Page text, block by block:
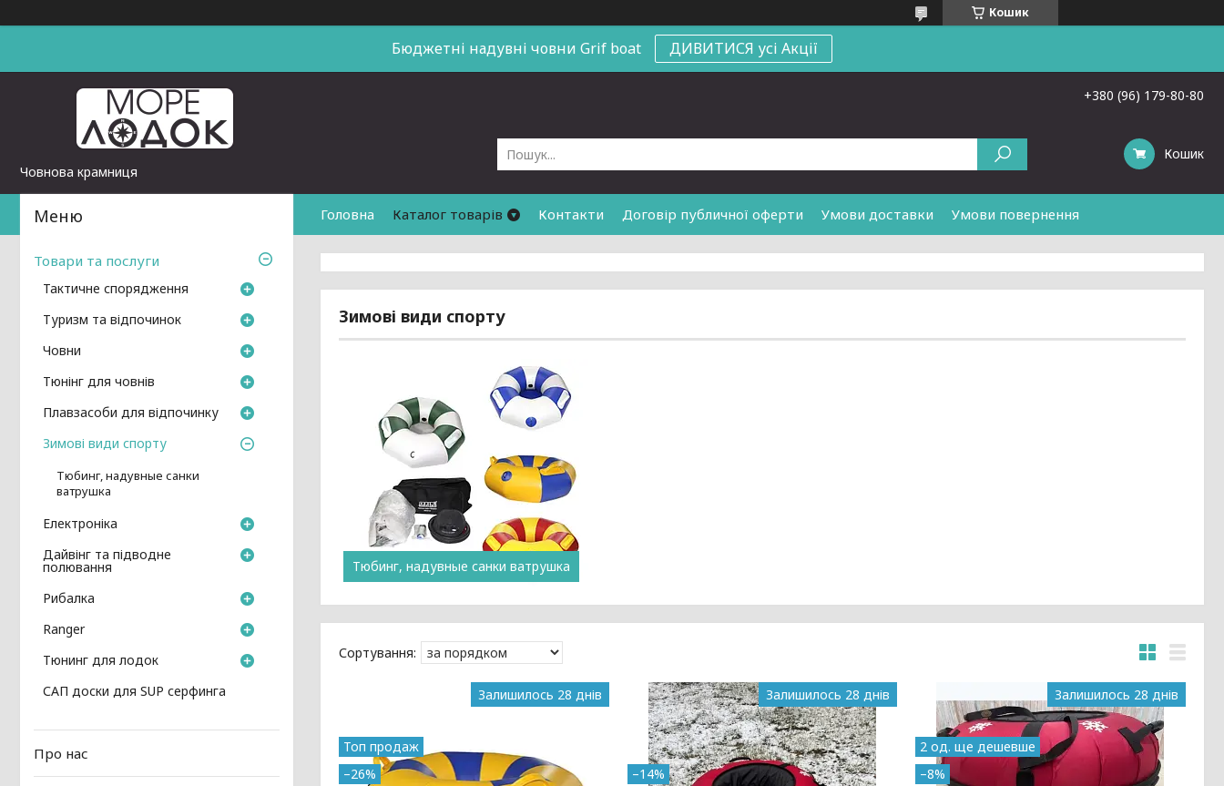
Кошик
Бюджетні надувні човни Grif boat ДИВИТИСЯ усі Акції
Човнова крамниця
+380 (96) 179-80-80
Кошик
Головна Каталог товарів Контакти Договір публичної оферти Умови доставки Умови повернення
Зимові види спорту
Тюбинг, надувные санки ватрушка
Топ продаж
–26%
Залишилось 28 днів
–14%
Залишилось 28 днів
2 од. ще дешевше
–8%
Залишилось 28 днів
Товари та послуги
Тактичне спорядження
Туризм та відпочинок
Човни
Тюнінг для човнів
Плавзасоби для відпочинку
Зимові види спорту
Тюбинг, надувные санки
ватрушка
Електроніка
Дайвінг та підводне
полювання
Рибалка
Ranger
Тюнинг для лодок
САП доски для SUP серфинга
Про нас